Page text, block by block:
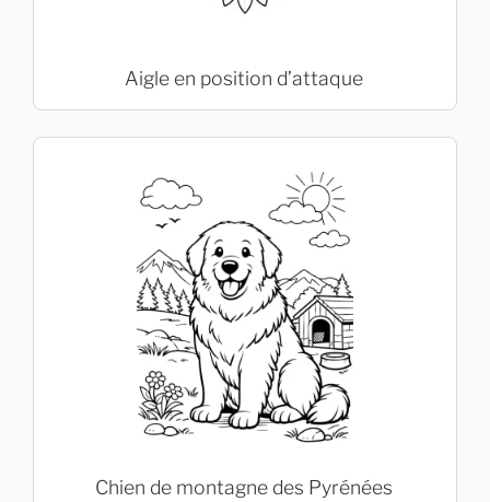
Aigle en position d’attaque
Chien de montagne des Pyrénées